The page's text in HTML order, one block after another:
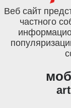
Веб сайт
частного